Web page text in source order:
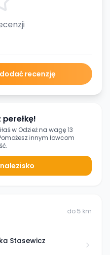
recenzję
w Odzież na wagę 13
innym łowcom
do 5 km
Stasewicz